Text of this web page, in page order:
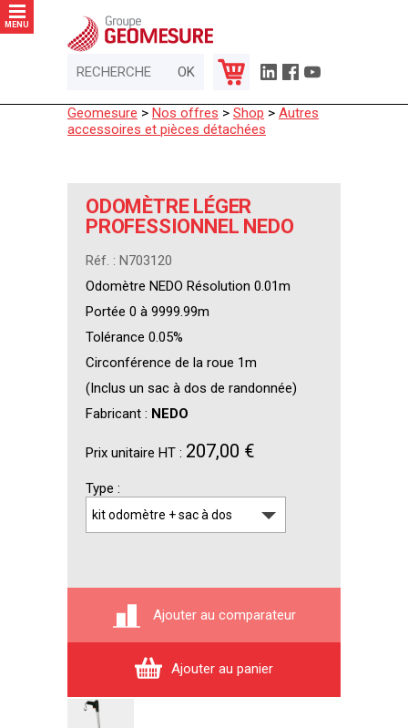
MENU
Geomesure > Nos offres > Shop > Autres
accessoires et pièces détachées
ODOMÈTRE LÉGER
PROFESSIONNEL NEDO
Réf. : N703120
Odomètre NEDO Résolution 0.01m
Portée 0 à 9999.99m
Tolérance 0.05%
Circonférence de la roue 1m
(Inclus un sac à dos de randonnée)
Fabricant : NEDO
Prix unitaire HT : 207,00 €
Type
Ajouter au comparateur
Ajouter au panier
Panneau de gestion des cookies